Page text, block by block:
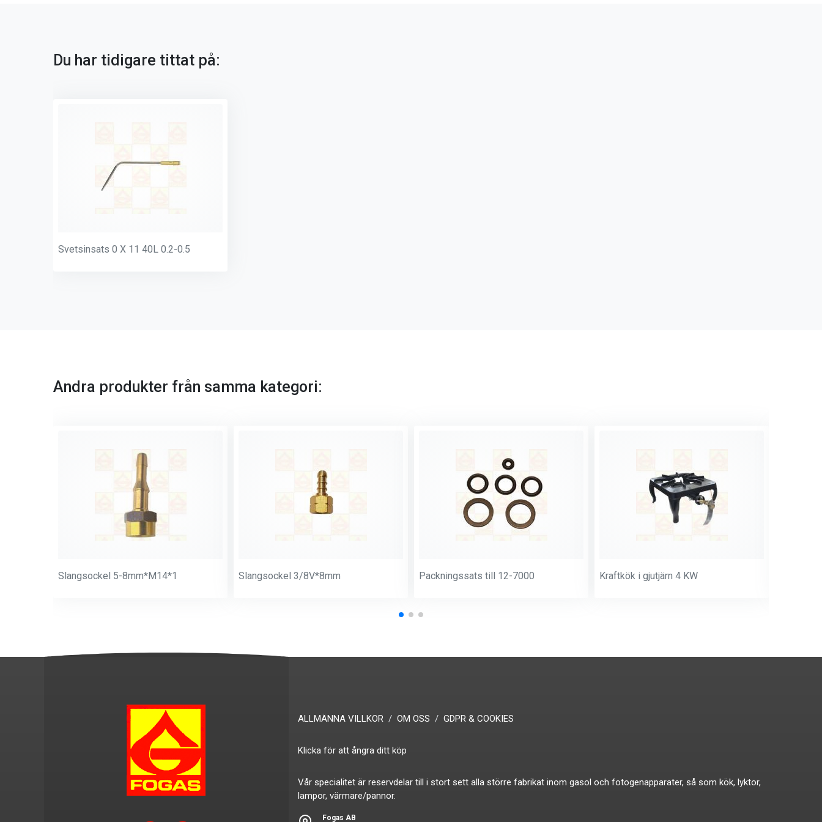
Du har tidigare tittat på:
Svetsinsats 0 X 11 40L 0.2-0.5
Andra produkter från samma kategori:
Slangsockel 5-8mm*M14*1 Slangsockel 3/8V*8mm Packningssats till 12-7000 Kraftkök i gjutjärn 4 KW
ALLMÄNNA VILLKOR OM OSS GDPR & COOKIES
Klicka för att ångra ditt köp
Vår specialitet är reservdelar till i stort sett alla större fabrikat inom gasol och fotogenapparater, så som kök, lyktor,
lampor, värmare/pannor.
Fogas AB